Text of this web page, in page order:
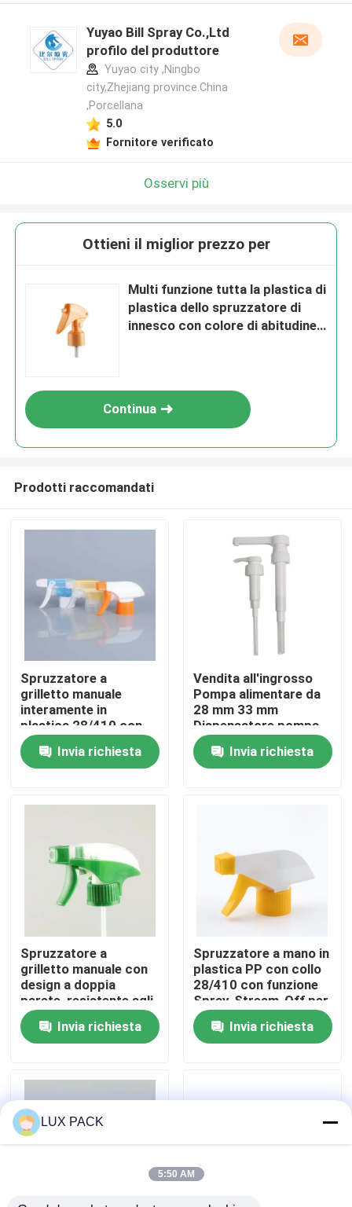
Casa
Video
Circa noi
Giro della fabbrica
Controllo di qualità
Notizie
Casi
Yuyao Bill Spray Co.,Ltd
profilo del produttore
Yuyao city ,Ningbo
city,Zhejiang province.China
,Porcellana
5.0
Fornitore verificato
Osservi più
Ottieni il miglior prezzo per
Multi funzione tutta la plastica di
plastica dello spruzzatore di
innesco con colore di abitudine
Continua
Prodotti raccomandati
Spruzzatore a
grilletto manuale
interamente in
plastica 28/410 con
design ergonomico
per la pulizia della
casa
Invia richiesta
Vendita all'ingrosso
Pompa alimentare da
28 mm 33 mm
Dispensatore pompa
sciroppo 8CC 10CC
DosaggioInvia richiesta
Spruzzatore a
grilletto manuale con
design a doppia
parete, resistente agli
agenti chimici,
interamente in
plastica, per la pulizia
Invia richiesta
Spruzzatore a mano in
plastica PP con collo
28/410 con funzione
Spray-Stream-Off per
la pulizia della cucina
Invia richiesta
LUX PACK
5:50 AM